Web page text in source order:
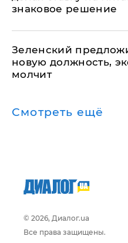
знаковое решение
Зеленский
новую должность,
молчит
Смотреть ещё
© 2026, Диалог.ua
Все права защищены.